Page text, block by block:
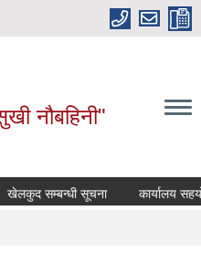
नौबहिनी"
सम्बन्धी सूचना कार्यालय